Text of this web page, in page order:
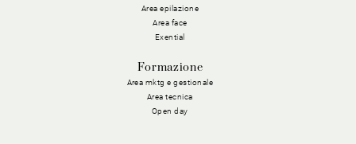
Area epilazione
Area face
Exential
Formazione
Area mktg e gestionale
Area tecnica
Open day